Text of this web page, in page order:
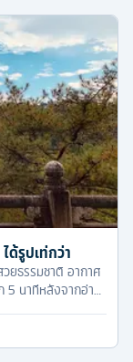
ด้รูปเท่กว่า
ยธรรมชาติ อากาศ
5 นาทีหลังจากอ่าน